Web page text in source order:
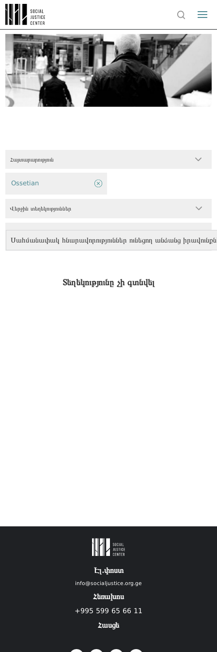
Հայտարարություն
Սահմանափակ հնարավորություններ ունեցող անձանց
Ossetian
Վերջին տեղեկություններ
Տեղեկությունը չի գտնվել
Էլ.փոստ
info@socialjustice.org.ge
Հեռախոս
+995 599 65 66 11
Հասցե